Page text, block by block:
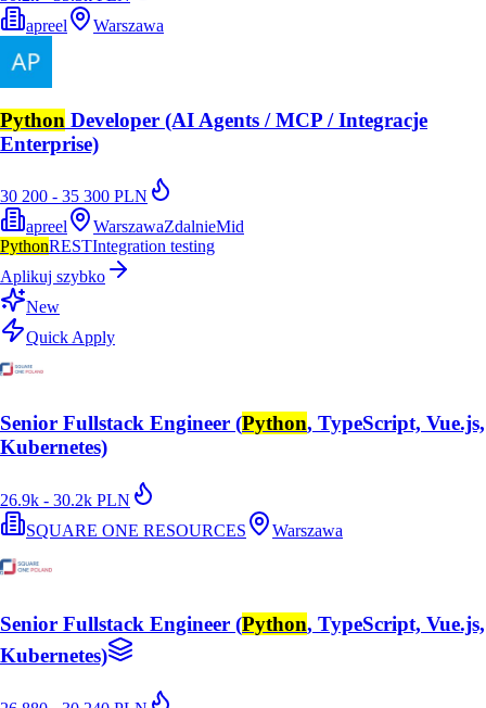
apreel
Warszawa
Python Developer (AI Agents / MCP / Integracje
Enterprise)
30 200 - 35 300 PLN
apreel
WarszawaZdalnieMid
PythonRESTIntegration testing
Aplikuj szybko
New
Quick Apply
Senior Fullstack Engineer (Python, TypeScript, Vue.js,
Kubernetes)
26.9k - 30.2k PLN
SQUARE ONE RESOURCES
Warszawa
Senior Fullstack Engineer (Python, TypeScript, Vue.js,
Kubernetes)